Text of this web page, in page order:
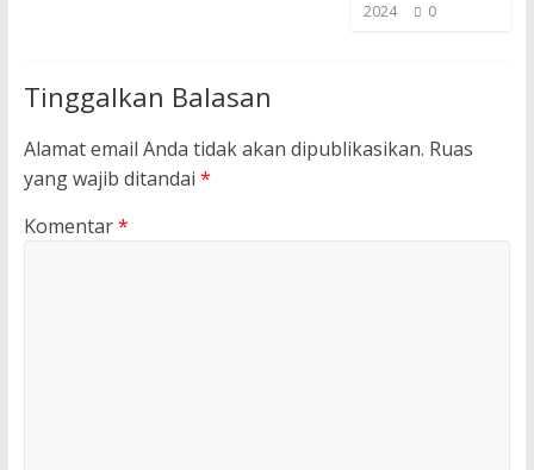
2024
0
Tinggalkan Balasan
Alamat email Anda tidak akan dipublikasikan. Ruas
yang wajib ditandai *
Komentar*